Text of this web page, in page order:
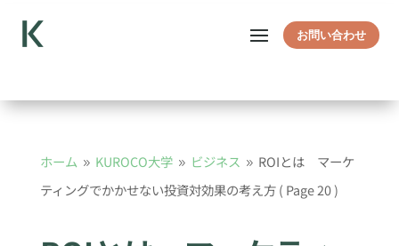
お問い合わせ
ホーム 9 KUROCO大学 9 ビジネス 9 ROIとは マーケ
ティングでかかせない投資対効果の考え方( Page 20 )